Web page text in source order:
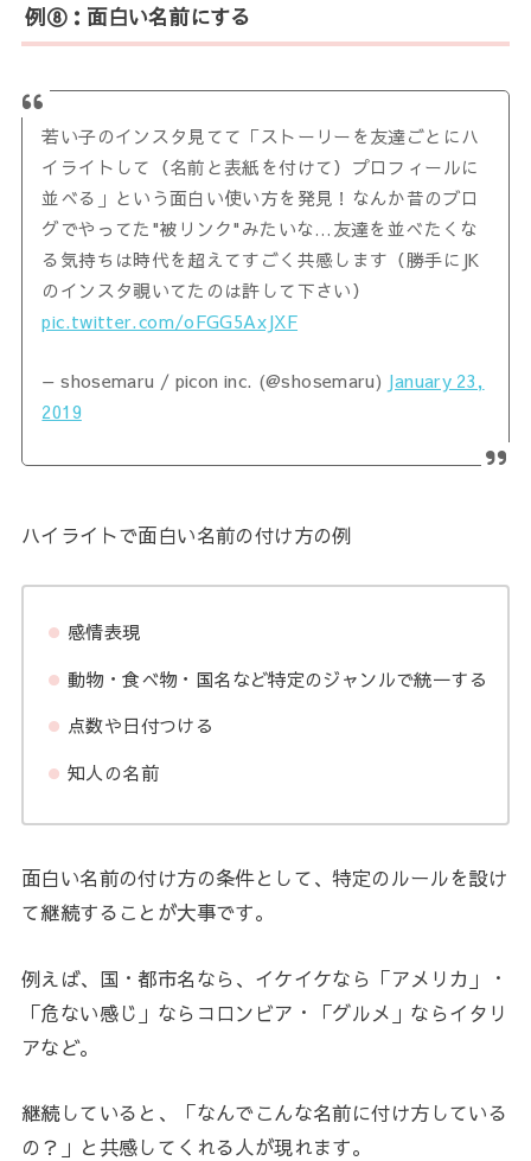
例⑧：面白い名前にする
若い子のインスタ見てて「ストーリーを友達ごとにハ
イライトして（名前と表紙を付けて）プロフィールに
並べる」という面白い使い方を発見！なんか昔のブロ
グでやってた"被リンク"みたいな…友達を並べたくな
る気持ちは時代を超えてすごく共感します（勝手にJK
のインスタ覗いてたのは許して下さい）
pic.twitter.com/oFGG5AxJXF
— shosemaru / picon inc. (@shosemaru) January 23,
2019
ハイライトで面白い名前の付け方の例
感情表現
動物・食べ物・国名など特定のジャンルで統一する
点数や日付つける
知人の名前
面白い名前の付け方の条件として、特定のルールを設け
て継続することが大事です。
例えば、国・都市名なら、イケイケなら「アメリカ」・
「危ない感じ」ならコロンビア・「グルメ」ならイタリ
アなど。
継続していると、「なんでこんな名前に付け方している
の？」と共感してくれる人が現れます。